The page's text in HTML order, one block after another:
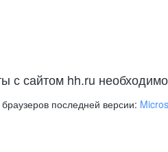
с сайтом hh.ru
последней версии: